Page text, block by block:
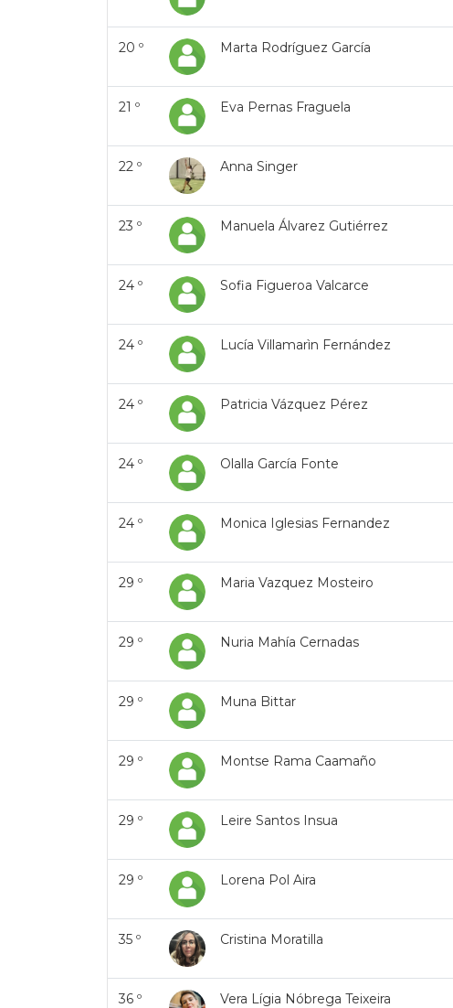
20 º Marta Rodríguez García
21 º Eva Pernas Fraguela
22 º Anna Singer
23 º Manuela Álvarez Gutiérrez
24 º Sofia Figueroa Valcarce
24 º Lucía Villamarìn Fernández
24 º Patricia Vázquez Pérez
24 º Olalla García Fonte
24 º Monica Iglesias Fernandez
29 º Maria Vazquez Mosteiro
29 º Nuria Mahía Cernadas
29 º Muna Bittar
29 º Montse Rama Caamaño
29 º Leire Santos Insua
29 º Lorena Pol Aira
35 º Cristina Moratilla
36 º Vera Lígia Nóbrega Teixeira